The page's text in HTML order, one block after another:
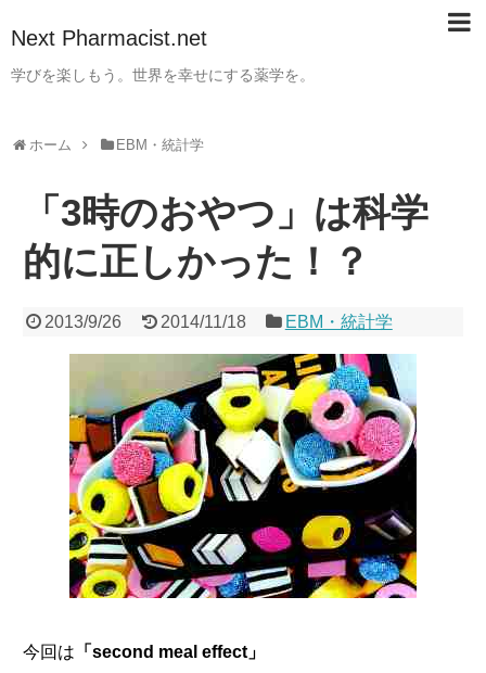
Next Pharmacist.net
学びを楽しもう。世界を幸せにする薬学を。
ホーム EBM・統計学
「3時のおやつ」は科学
的に正しかった！？
2013/9/26 2014/11/18 EBM・統計学
今回は 「second meal effect」